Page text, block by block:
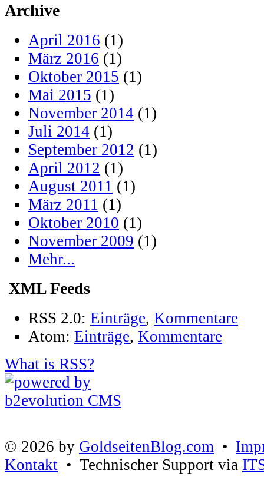
Archive
April 2016 (1)
März 2016 (1)
Oktober 2015 (1)
Mai 2015 (1)
November 2014 (1)
Juli 2014 (1)
September 2012 (1)
April 2012 (1)
August 2011 (1)
März 2011 (1)
Oktober 2010 (1)
November 2009 (1)
Mehr...
XML Feeds
RSS 2.0: Einträge, Kommentare
Atom: Einträge, Kommentare
What is RSS?
© 2026 by GoldseitenBlog.com •
Kontakt • Technischer Support via